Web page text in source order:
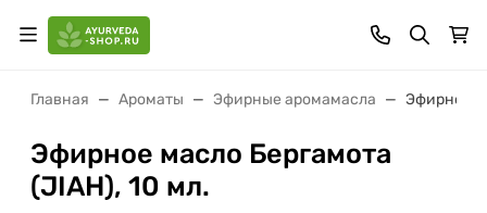
Главная Ароматы Эфирные аромамасла Эфирное
Эфирное масло Бергамота
(JIAH), 10 мл.